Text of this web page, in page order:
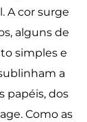
A cor surge
alguns de
simples e
a
papéis, dos
Como as